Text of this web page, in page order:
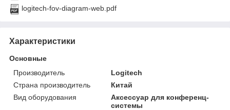
logitech-fov-diagram-web.pdf
Характеристики
Основные
Производитель
Logitech
Страна производитель
Китай
Вид оборудования
Аксессуар для конференц-
системы